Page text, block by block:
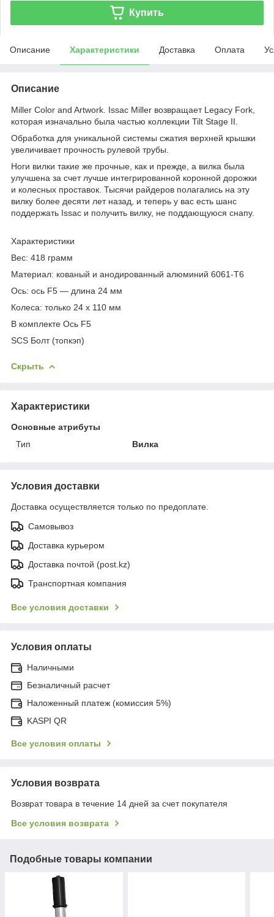
Купить
Описание Характеристики Доставка Оплата
Описание
Miller Color and Artwork. Issac Miller возвращает Legacy Fork,
которая изначально была частью коллекции Tilt Stage II.
Обработка для уникальной системы сжатия верхней крышки
увеличивает прочность рулевой трубы.
Ноги вилки такие же прочные, как и прежде, а вилка была
улучшена за счет лучше интегрированной коронной дорожки
и колесных проставок. Тысячи райдеров полагались на эту
вилку более десяти лет назад, и теперь у вас есть шанс
поддержать Issac и получить вилку, не поддающуюся снапу.
Характеристики
Вес: 418 грамм
Материал: кованый и анодированный алюминий 6061-T6
Ось: ось F5 — длина 24 мм
Колеса: только 24 x 110 мм
В комплекте Ось F5
SCS Болт (топкэп)
Скрыть
Характеристики
Основные атрибуты
Тип
Вилка
Условия доставки
Доставка осуществляется только по предоплате.
Самовывоз
Доставка курьером
Доставка почтой (post.kz)
Транспортная компания
Все условия доставки
Условия оплаты
Наличными
Безналичный расчет
Наложенный платеж (комиссия 5%)
KASPI QR
Все условия оплаты
Условия возврата
Возврат товара в течение 14 дней за счет покупателя
Все условия возврата
Подобные товары компании